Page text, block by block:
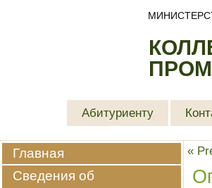
Абитуриенту
Главная
Сведения об
«